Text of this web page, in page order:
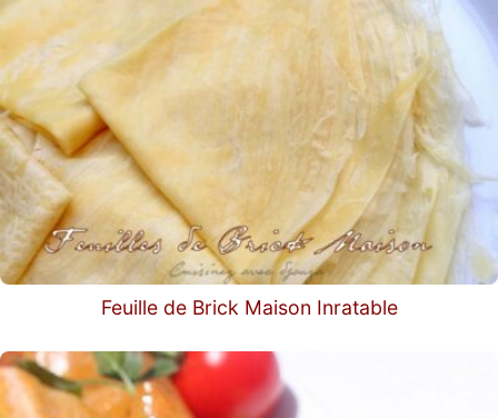
Feuille de Brick Maison Inratable